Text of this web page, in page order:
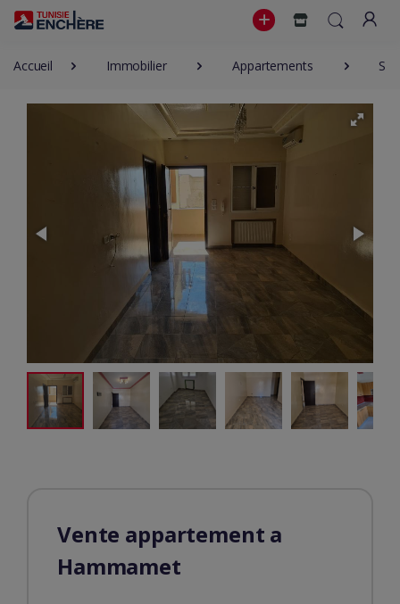
Accueil Immobilier Appartements S+2
Vente appartement a
Hammamet